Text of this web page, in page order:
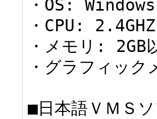
・OS:
・CPU:
・メモリ: 2GB
・グラフィッ
■日本語ＶＭＳ